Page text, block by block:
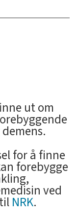
ut om
for å finne
forebygge
ved
NRK.